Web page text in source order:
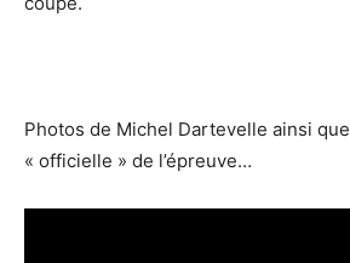
Photos de Michel Dartevelle ainsi
« officielle » de l’épreuve…